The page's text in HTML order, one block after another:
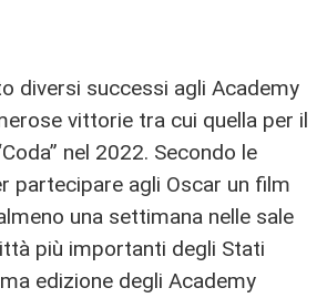
diversi successi agli Academy
vittorie tra cui quella per il
nel 2022. Secondo le
partecipare agli Oscar un film
una settimana nelle sale
più importanti degli Stati
edizione degli Academy